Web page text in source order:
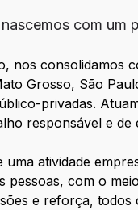
nascemos com um
nos consolidamos
Grosso, São
privadas.
responsável e
uma atividade
pessoas, com o
e reforça,